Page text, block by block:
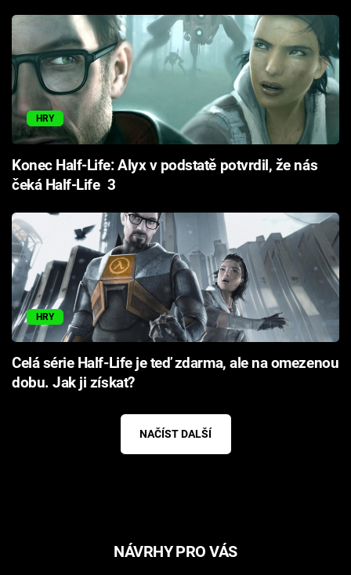
HRY
Konec Half-Life: Alyx v podstatě potvrdil, že nás
čeká Half-Life 3
HRY
Celá série Half-Life je teď zdarma, ale na omezenou
dobu. Jak ji získat?
NAČÍST DALŠÍ
NÁVRHY PRO VÁS